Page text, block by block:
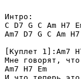
Интро:
C D7 G C Am H7
Am7 D7 G C Am H7
[Куплет 1]:Am7
Мне говорят,
Am7 H7 Em